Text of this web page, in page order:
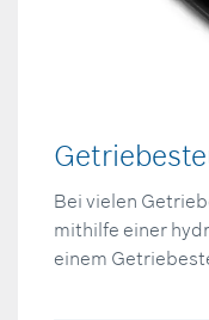
Bei vielen
mithilfe einer
einem